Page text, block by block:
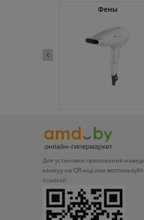
Фены
Для установки приложения
камеру на QR‑код или
ссылкой